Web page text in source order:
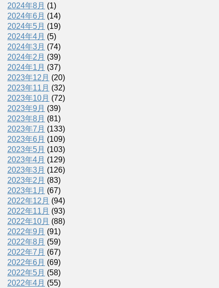
2024年8月 (1)
2024年6月 (14)
2024年5月 (19)
2024年4月 (5)
2024年3月 (74)
2024年2月 (39)
2024年1月 (37)
2023年12月 (20)
2023年11月 (32)
2023年10月 (72)
2023年9月 (39)
2023年8月 (81)
2023年7月 (133)
2023年6月 (109)
2023年5月 (103)
2023年4月 (129)
2023年3月 (126)
2023年2月 (83)
2023年1月 (67)
2022年12月 (94)
2022年11月 (93)
2022年10月 (88)
2022年9月 (91)
2022年8月 (59)
2022年7月 (67)
2022年6月 (69)
2022年5月 (58)
2022年4月 (55)